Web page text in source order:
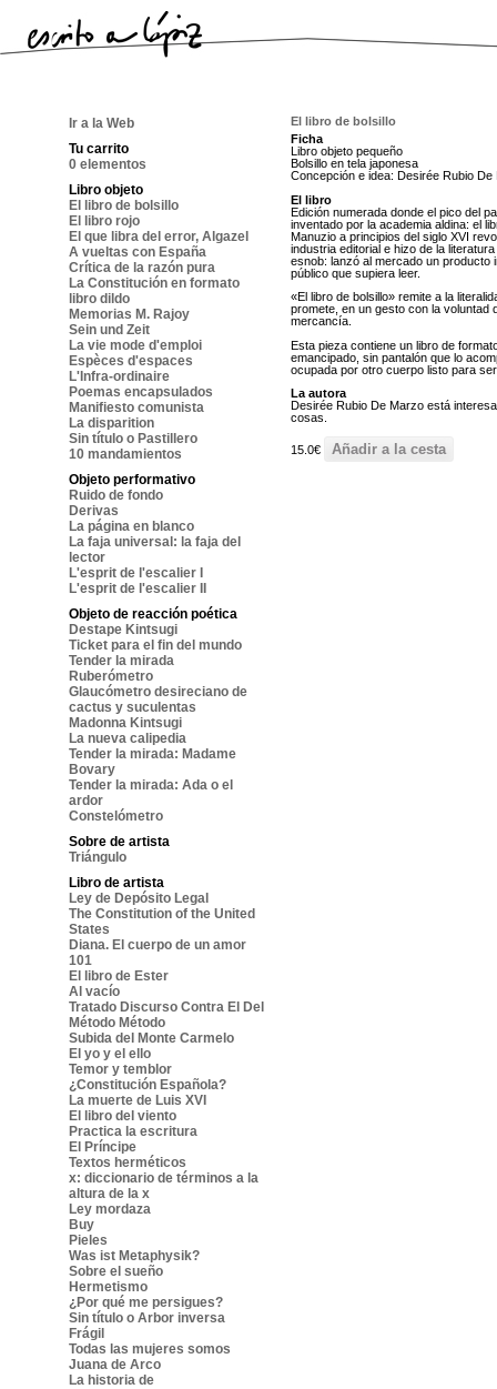
Ir a la Web
Tu carrito
0 elementos
Libro objeto
El libro de bolsillo
El libro rojo
El que libra del error, Algazel
A vueltas con España
Crítica de la razón pura
La Constitución en formato
libro dildo
Memorias M. Rajoy
Sein und Zeit
La vie mode d'emploi
Espèces d'espaces
L'Infra-ordinaire
Poemas encapsulados
Manifiesto comunista
La disparition
Sin título o Pastillero
10 mandamientos
Objeto performativo
Ruido de fondo
Derivas
La página en blanco
La faja universal: la faja del
lector
L'esprit de l'escalier I
L'esprit de l'escalier II
Objeto de reacción poética
Destape Kintsugi
Ticket para el fin del mundo
Tender la mirada
Ruberómetro
Glaucómetro desireciano de
cactus y suculentas
Madonna Kintsugi
La nueva calipedia
Tender la mirada: Madame
Bovary
Tender la mirada: Ada o el
ardor
Constelómetro
Sobre de artista
Triángulo
Libro de artista
Ley de Depósito Legal
The Constitution of the United
States
Diana. El cuerpo de un amor
101
El libro de Ester
Al vacío
Tratado Discurso Contra El Del
Método Método
Subida del Monte Carmelo
El yo y el ello
Temor y temblor
¿Constitución Española?
La muerte de Luis XVI
El libro del viento
Practica la escritura
El Príncipe
Textos herméticos
x: diccionario de términos a la
altura de la x
Ley mordaza
Buy
Pieles
Was ist Metaphysik?
Sobre el sueño
Hermetismo
¿Por qué me persigues?
Sin título o Arbor inversa
Frágil
Todas las mujeres somos
Juana de Arco
La historia de
El libro de bolsillo
Ficha
Libro objeto pequeño
Bolsillo en tela japonesa
Concepción e idea: Desirée Rubio De
El libro
Edición numerada donde el pico del
inventado por la academia aldina: el
Manuzio a principios del siglo XVI
industria editorial e hizo de la
esnob: lanzó al mercado un producto
público que supiera leer.
«El libro de bolsillo» remite a la
promete, en un gesto con la voluntad
mercancía.
Esta pieza contiene un libro de
emancipado, sin pantalón que lo
ocupada por otro cuerpo listo para
La autora
Desirée Rubio De Marzo está
cosas.
15.0€